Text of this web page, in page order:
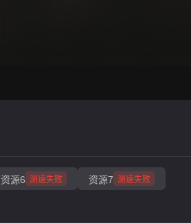
资源6 测速失败 资源7 测速失败